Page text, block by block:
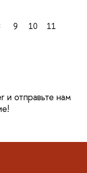
9 10
11
отправьте нам